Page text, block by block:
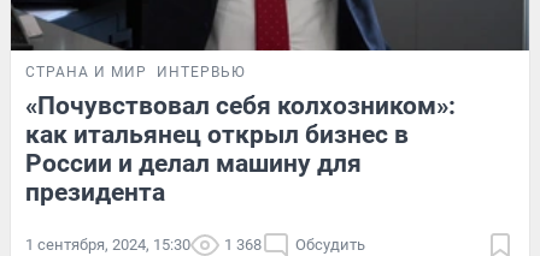
СТРАНА И МИР ИНТЕРВЬЮ
«Почувствовал себя колхозником»:
как итальянец открыл бизнес в
России и делал машину для
президента
1 сентября, 2024, 15:30 1 368 Обсудить